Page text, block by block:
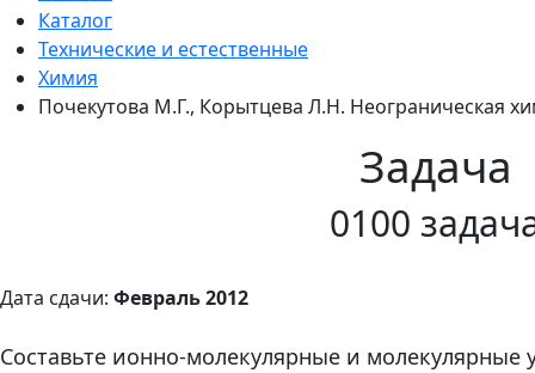
Каталог
Технические и естественные
Химия
Почекутова М.Г., Корытцева Л.Н. Неограническая
Задача
0100
Дата сдачи: Февраль 2012
Составьте ионно-молекулярные и молекулярные